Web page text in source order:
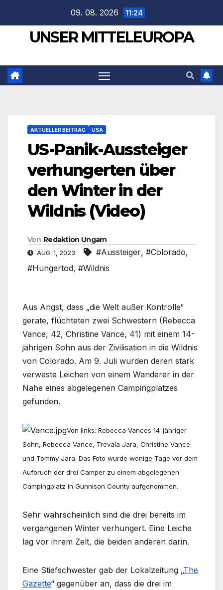
springen
09. 08. 2026 11:24
UNSER MITTELEUROPA
AKTUELLER BEITRAG USA
US-Panik-Aussteiger
verhungerten über
den Winter in der
Wildnis (Video)
Von Redaktion Ungarn
AUG. 1, 2023 #Aussteiger, #Colorado,
#Hungertod, #Wildnis
Aus Angst, dass „die Welt außer Kontrolle“
gerate, flüchteten zwei Schwestern (Rebecca
Vance, 42, Christine Vance, 41) mit einem 14-
jährigen Sohn aus der Zivilisation in die Wildnis
von Colorado. Am 9. Juli wurden deren stark
verweste Leichen von einem Wanderer in der
Nähe eines abgelegenen Campingplatzes
gefunden.
Von links: Rebecca Vances 14-jähriger
Sohn, Rebecca Vance, Trevala Jara, Christine Vance
und Tommy Jara. Das Foto wurde wenige Tage vor dem
Aufbruch der drei Camper zu einem abgelegenen
Campingplatz in Gunnison County aufgenommen.
Sehr wahrscheinlich sind die drei bereits im
vergangenen Winter verhungert. Eine Leiche
lag vor ihrem Zelt, die beiden anderen darin.
Eine Stiefschwester gab der Lokalzeitung „The
Gazette“ gegenüber an, dass die drei im